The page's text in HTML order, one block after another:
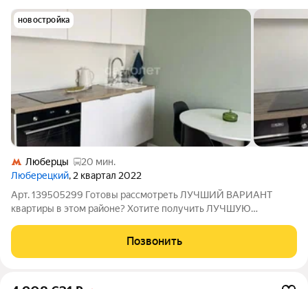
новостройка
Люберцы
20 мин.
Люберецкий, 2 квартал 2022
Арт. 139505299 Готовы рассмотреть ЛУЧШИЙ ВАРИАНТ
квартиры в этом районе? Хотите получить ЛУЧШУЮ
ГАРАНТИЕЙ БЕЗОПАСНОСТИ? Тогда эта КВАРТИРА ДЛЯ ВАС!
Однокомнатная квартира, расположенная по адресу:
Позвонить